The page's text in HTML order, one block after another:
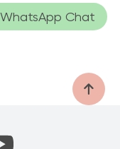
WhatsApp Chat